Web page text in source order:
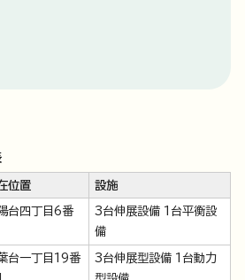
位置 設施
台四丁目6番
3台伸展設備 1台平衡設
備
台一丁目19番
3台伸展型設備 1台動力